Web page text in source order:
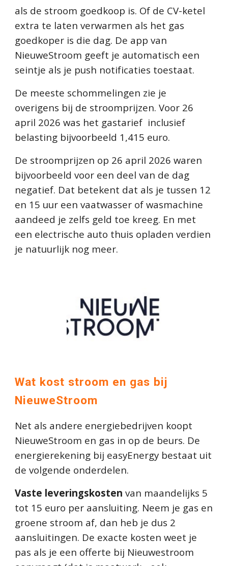
als de stroom goedkoop is. Of de CV-ketel
extra te laten verwarmen als het gas
goedkoper is die dag. De app van
NieuweStroom geeft je automatisch een
seintje als je push notificaties toestaat.
De meeste schommelingen zie je
overigens bij de stroomprijzen. Voor 26
april 2026 was het gastarief inclusief
belasting bijvoorbeeld 1,415 euro.
De stroomprijzen op 26 april 2026 waren
bijvoorbeeld voor een deel van de dag
negatief. Dat betekent dat als je tussen 12
en 15 uur een vaatwasser of wasmachine
aandeed je zelfs geld toe kreeg. En met
een electrische auto thuis opladen verdien
je natuurlijk nog meer.
Wat kost stroom en gas bij
NieuweStroom
Net als andere energiebedrijven koopt
NieuweStroom en gas in op de beurs. De
energierekening bij easyEnergy bestaat uit
de volgende onderdelen.
Vaste leveringskosten van maandelijks 5
tot 15 euro per aansluiting. Neem je gas en
groene stroom af, dan heb je dus 2
aansluitingen. De exacte kosten weet je
pas als je een offerte bij Nieuwestroom